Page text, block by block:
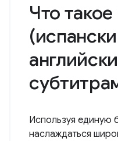
Что такое
Используя единую
наслаждаться